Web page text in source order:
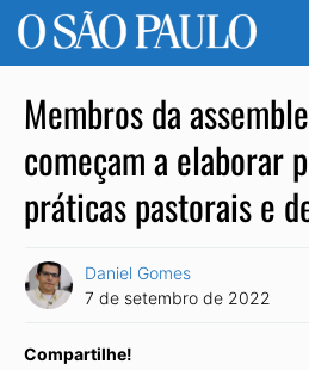
Membros da
começam a elaborar
práticas pastorais e
Daniel Gomes
7 de setembro de 2022
Compartilhe!